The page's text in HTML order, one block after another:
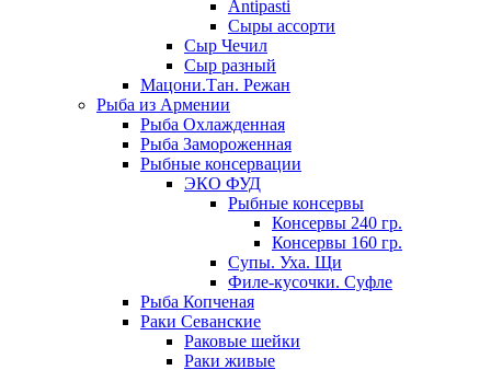
Antipasti
Сыры ассорти
Сыр Чечил
Сыр разный
Мацони.Тан. Режан
Рыба из Армении
Рыба Охлажденная
Рыба Замороженная
Рыбные консервации
ЭКО ФУД
Рыбные консервы
Консервы 240 гр.
Консервы 160 гр.
Супы. Уха. Щи
Филе-кусочки. Суфле
Рыба Копченая
Раки Севанские
Раковые шейки
Раки живые